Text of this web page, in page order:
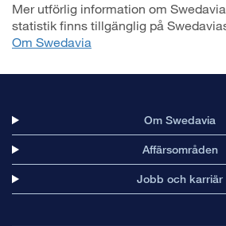
Mer utförlig information om
statistik finns tillgänglig på
Om Swedavia
Om Swedavia
Affärsområden
Jobb och karriär